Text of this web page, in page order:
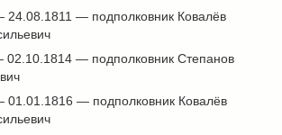
24.08.1811 — подполковник Ковалёв
02.10.1814 — подполковник Степанов
— подполковник Ковалёв